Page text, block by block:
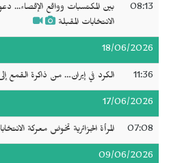
08:13
بين المكتسبات وواقع الإقصاء...
الانتخابات المقبلة
18/06/2026
11:36 الكرد في إيران… من ذاكرة القمع
17/06/2026
07:08 المرأة الجزائرية تخوض معركة
09/06/2026